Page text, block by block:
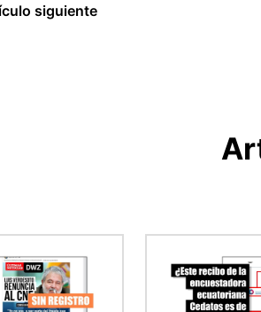
siguiente